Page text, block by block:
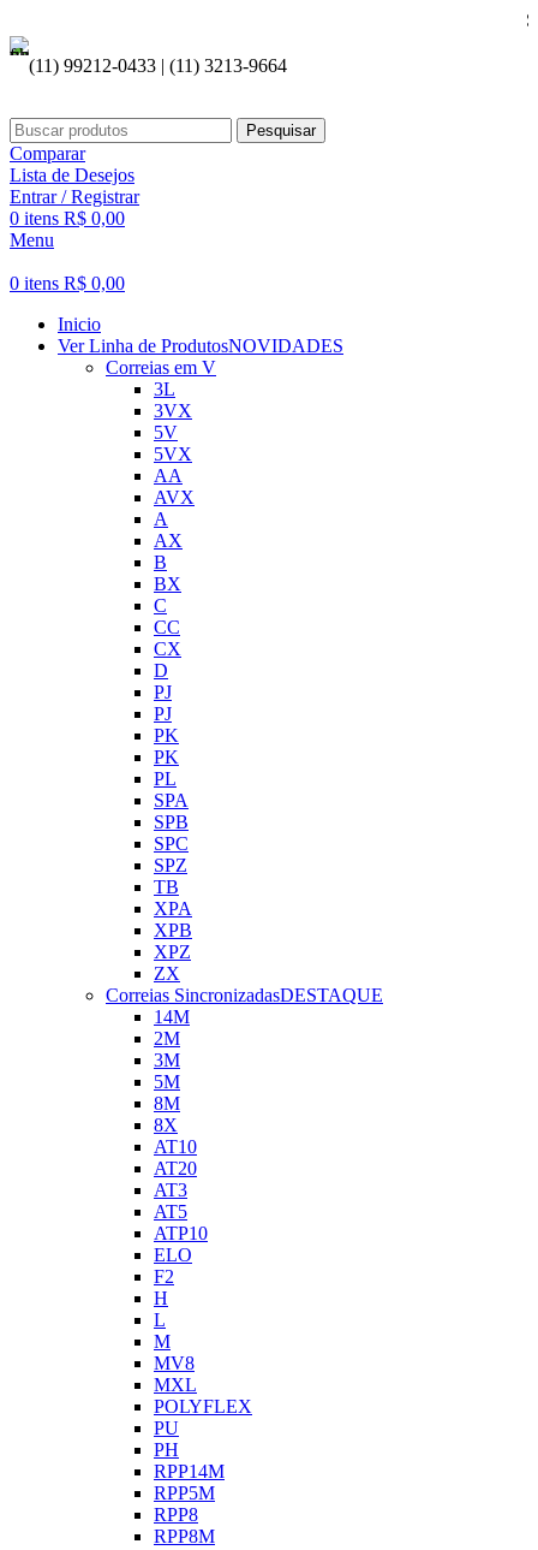
(11) 99212-0433 | (11) 3213-9664
Pesquisar
Comparar
Lista de Desejos
Entrar / Registrar
0 itens R$ 0,00
Menu
0 itens R$ 0,00
Inicio
Ver Linha de ProdutosNOVIDADES
Correias em V
3L
3VX
5V
5VX
AA
AVX
A
AX
B
BX
C
CC
CX
D
PJ
PJ
PK
PK
PL
SPA
SPB
SPC
SPZ
TB
XPA
XPB
XPZ
ZX
Correias SincronizadasDESTAQUE
14M
2M
3M
5M
8M
8X
AT10
AT20
AT3
AT5
ATP10
ELO
F2
H
L
M
MV8
MXL
POLYFLEX
PU
PH
RPP14M
RPP5M
RPP8
RPP8M